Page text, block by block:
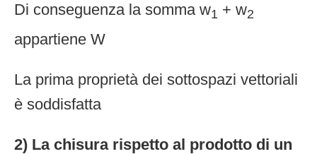
Di conseguenza la somma w1 + w2
appartiene W
La prima proprietà dei sottospazi vettoriali
è soddisfatta
2) La chisura rispetto al prodotto di un